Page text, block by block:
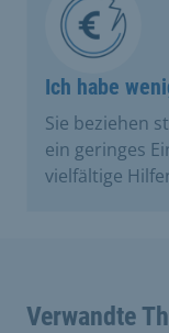
Ich habe
Sie beziehen
ein geringes
vielfältige
Verwandte